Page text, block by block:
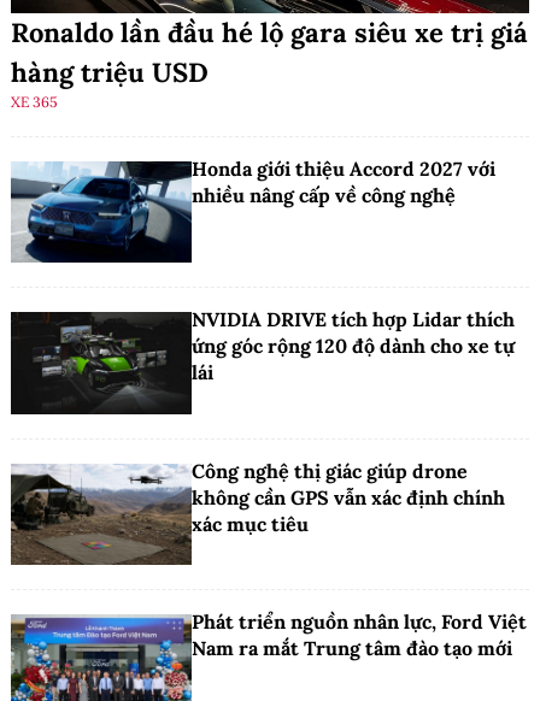
Ronaldo lần đầu hé lộ gara siêu xe trị giá
hàng triệu USD
XE 365
Honda giới thiệu Accord 2027 với
nhiều nâng cấp về công nghệ
NVIDIA DRIVE tích hợp Lidar thích
ứng góc rộng 120 độ dành cho xe tự
lái
Công nghệ thị giác giúp drone
không cần GPS vẫn xác định chính
xác mục tiêu
Phát triển nguồn nhân lực, Ford Việt
Nam ra mắt Trung tâm đào tạo mới